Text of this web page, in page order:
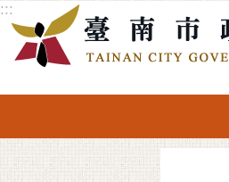
跳到主要內容區塊
:::
:::